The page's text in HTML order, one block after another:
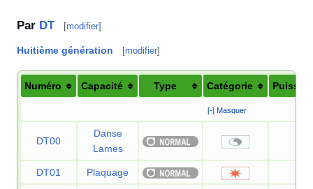
Par DT [modifier]
Huitième génération [modifier]
Numéro Capacité Type Catégorie
[-] Masquer
DT00
Danse
Lames
DT01 Plaquage